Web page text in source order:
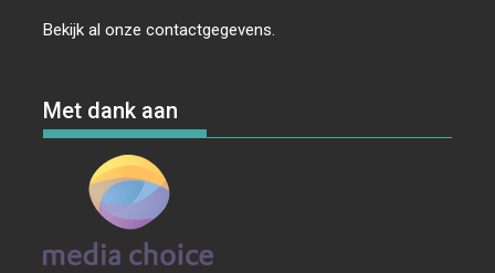
Bekijk al onzecontactgegevens
Met dank aan